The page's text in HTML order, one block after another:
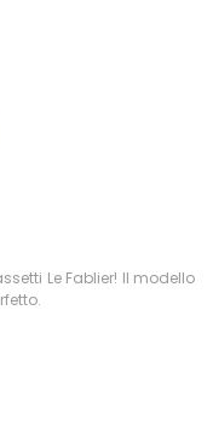
Le Fablier! Il modello